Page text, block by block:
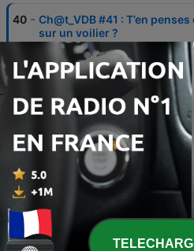
40 - Ch@t_VDB #41 : T’en
sur un voilier ?
01 juil. 2026
39 - Ch@t_VDB #40 : C'est quoi
d'ombre possible ?
24 juin 2026
38 -
Ch@t_VDB #39 : C’était la
Glucksmann ?
17 juin 2026
Ch@t_VDB #38 : Jordan
du sérieux ?
10 juin 2026